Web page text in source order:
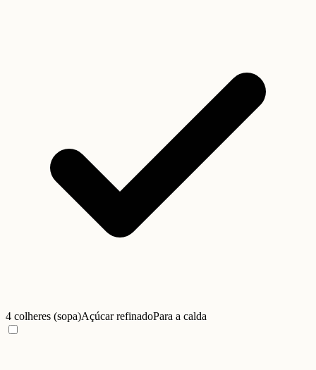
4 colheres (sopa)Açúcar refinadoPara a calda